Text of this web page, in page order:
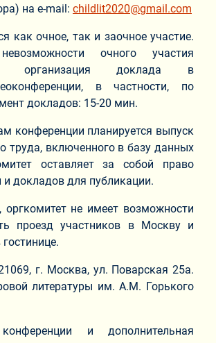
на e-mail: childlit2020@gmail.com
как очное, так и заочное участие.
очного участия
организация доклада в
в частности, по
докладов: 15-20 мин.
конференции планируется выпуск
труда, включенного в базу данных
оставляет за собой право
и докладов для публикации.
не имеет возможности
проезд участников в Москву и
г. Москва, ул. Поварская 25а.
литературы им. А.М. Горького
и дополнительная